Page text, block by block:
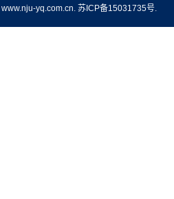
www.nju-yq.com.cn. 苏ICP备15031735号.